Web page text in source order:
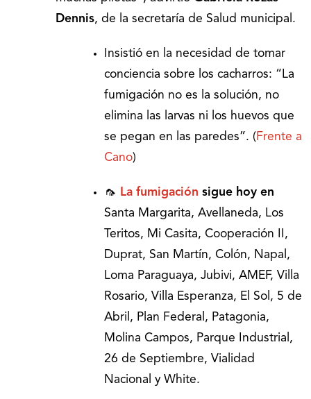
Dennis, de la secretaría de Salud municipal.
Insistió en la necesidad de tomar
conciencia sobre los cacharros: “La
fumigación no es la solución, no
elimina las larvas ni los huevos que
se pegan en las paredes”. ( Frente a
Cano)
🦟 La fumigación sigue hoy en
Santa Margarita, Avellaneda, Los
Teritos, Mi Casita, Cooperación II,
Duprat, San Martín, Colón, Napal,
Loma Paraguaya, Jubivi, AMEF, Villa
Rosario, Villa Esperanza, El Sol, 5 de
Abril, Plan Federal, Patagonia,
Molina Campos, Parque Industrial,
26 de Septiembre, Vialidad
Nacional y White.